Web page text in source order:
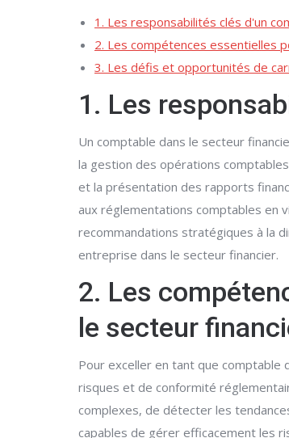
1. Les responsabilités clés d'un
2. Les compétences essentielles
3. Les défis et opportunités de
1. Les
Un comptable dans le secteur
la gestion des opérations
et la présentation des rapports
aux réglementations comptables en
recommandations stratégiques à la
entreprise dans le secteur financier.
2. Les
le secteur
Pour exceller en tant que comptable
risques et de conformité
complexes, de détecter les
capables de gérer efficacement les